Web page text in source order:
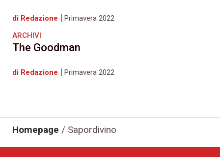
di Redazione | Primavera 2022
ARCHIVI
The Goodman
di Redazione | Primavera 2022
Homepage / Sapordivino